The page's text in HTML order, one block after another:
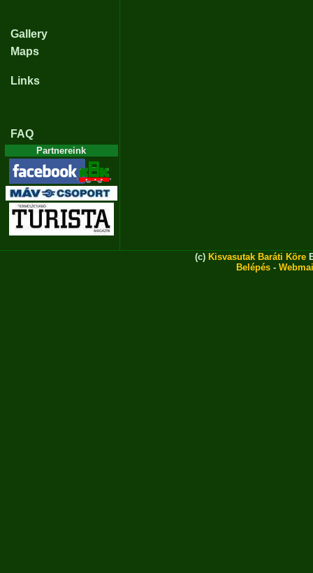
Gallery
Maps
Links
FAQ
Partnereink
(c) Kisvasutak Baráti Köre
Belépés -